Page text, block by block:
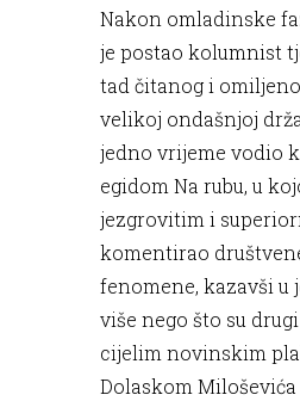
Nakon omladinske
je postao kolumnist
tad čitanog i
velikoj ondašnjoj
jedno vrijeme vodio
egidom Na rubu, u
jezgrovitim i
komentirao
fenomene, kazavši u
više nego što su
cijelim novinskim
Dolaskom